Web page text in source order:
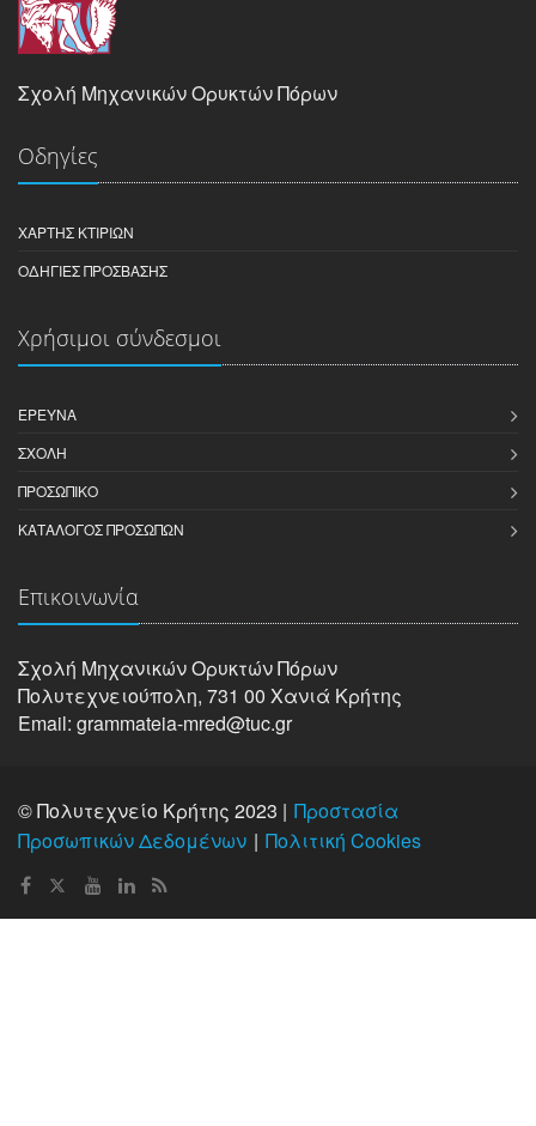
Σχολή Μηχανικών Ορυκτών Πόρων
Οδηγίες
ΧΆΡΤΗΣ ΚΤΙΡΊΩΝ
ΟΔΗΓΊΕΣ ΠΡΌΣΒΑΣΗΣ
Χρήσιμοι σύνδεσμοι
ΈΡΕΥΝΑ
ΣΧΟΛΉ
ΠΡΟΣΩΠΙΚΌ
ΚΑΤΆΛΟΓΟΣ ΠΡΟΣΏΠΩΝ
Επικοινωνία
Σχολή Μηχανικών Oρυκτών Πόρων
Πολυτεχνειούπολη, 731 00 Χανιά Κρήτης
Email: grammateia-mred@tuc.gr
© Πολυτεχνείο Κρήτης 2023 | Προστασία
Προσωπικών Δεδομένων
Πολιτική Cookies